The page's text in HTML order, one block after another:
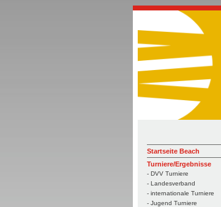
Startseite Beach
Turniere/Ergebnisse
- DVV Turniere
- Landesverband
- internationale Turniere
- Jugend Turniere